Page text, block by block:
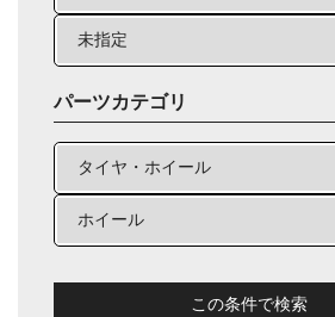
パーツカテゴリ
この条件で検索